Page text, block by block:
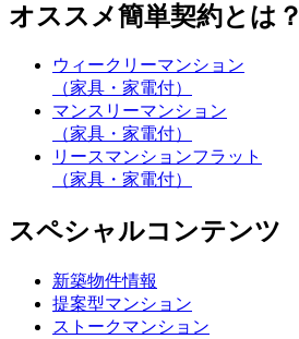
オススメ簡単契約とは？
ウィークリーマンション
（家具・家電付）
マンスリーマンション
（家具・家電付）
リースマンションフラット
（家具・家電付）
スペシャルコンテンツ
新築物件情報
提案型マンション
ストークマンション